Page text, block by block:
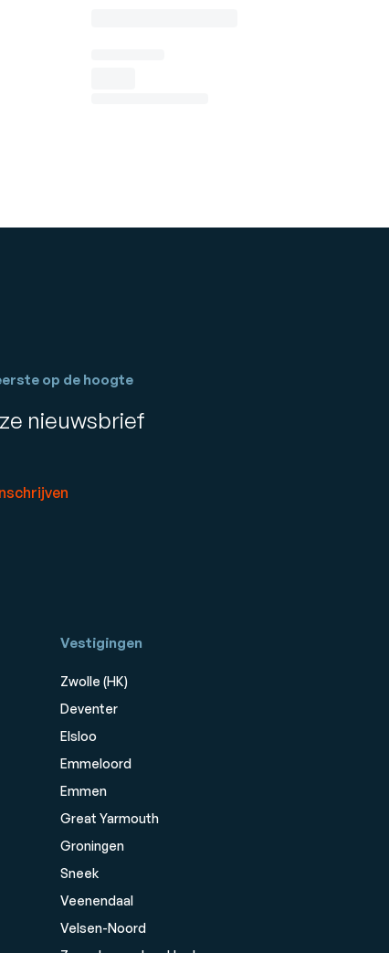
op de hoogte
nieuwsbrief
Vestigingen
Zwolle (HK)
Deventer
Elsloo
Emmeloord
Emmen
Great Yarmouth
Groningen
Sneek
Veenendaal
Velsen-Noord